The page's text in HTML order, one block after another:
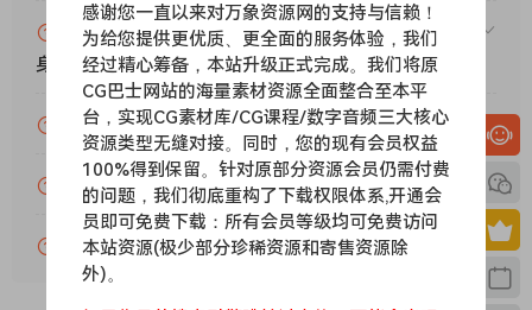
– Tonal depth knob adds granular decays
Exquisitely sampled
We used two large diaphragm condenser microphones
(Nuemann UI 87) and two pencil condensers to capture the
source recordings. Over 1,500 samples.
Edited. And edited some more
We cleaned up any unwanted imperfections for each
individual sample.
Powered by 3,047 lines of code
The Loft Piano does the heavy lifting for you so you can
赞助包月VIP（或包年VIP）后能升级包年（或终
身VIP）吗？
为什么付款了未开通VIP会员？
账号可以分享或者借给别人用吗？
VIP会员剩余时间查询？
感谢您一直以来对万象资源网的支持与信赖！
为给您提供更优质、更全面的服务体验，我们
经过精心筹备，本站升级正式完成。我们将原
CG巴士网站的海量素材资源全面整合至本平
台，实现CG素材库/CG课程/数字音频三大核心
资源类型无缝对接。同时，您的现有会员权益
100%得到保留。针对原部分资源会员仍需付费
的问题，我们彻底重构了下载权限体系,开通会
员即可免费下载：所有会员等级均可免费访问
本站资源(极少部分珍稀资源和寄售资源除
外)。